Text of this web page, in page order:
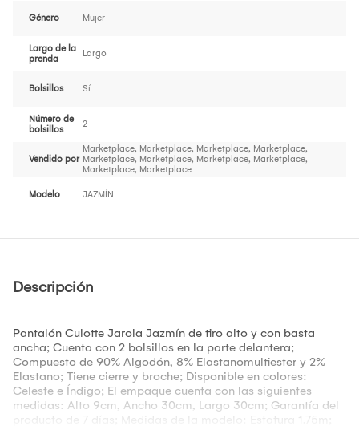
Género Mujer
Largo de la
prenda
Largo
Bolsillos Sí
Número de
bolsillos
2
Vendido por
Marketplace, Marketplace, Marketplace, Marketplace,
Marketplace, Marketplace, Marketplace, Marketplace,
Marketplace, Marketplace
Modelo JAZMÍN
Descripción
Pantalón Culotte Jarola Jazmín de tiro alto y con basta
ancha; Cuenta con 2 bolsillos en la parte delantera;
Compuesto de 90% Algodón, 8% Elastanomultiester y 2%
Elastano; Tiene cierre y broche; Disponible en colores:
Celeste e Índigo; El empaque cuenta con las siguientes
medidas: Alto 9cm, Ancho 30cm, Largo 30cm; Garantía del
producto de 7 días; Medidas de la modelo: Estatura 1.75m;